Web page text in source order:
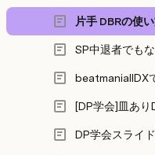
DP学会スライド